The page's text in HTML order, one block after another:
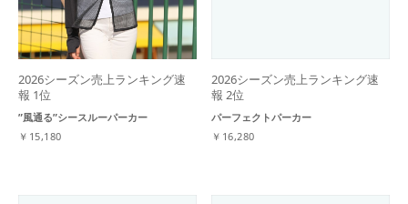
2026シーズン売上ランキング速
報 1位
”風通る”シースルーパーカー
￥15,180
2026シーズン売上ランキング速
報 2位
パーフェクトパーカー
￥16,280